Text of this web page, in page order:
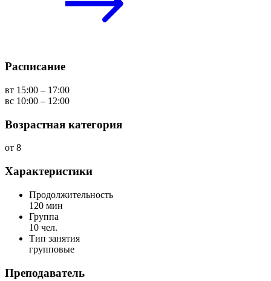
Расписание
вт 15:00 – 17:00
вс 10:00 – 12:00
Возрастная категория
от 8
Характеристики
Продолжительность
120 мин
Группа
10 чел.
Тип занятия
групповые
Преподаватель